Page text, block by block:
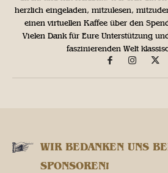
herzlich eingeladen, mitzulesen,
einen virtuellen Kaffee über den
Vielen Dank für Eure Unterstützung
faszinierenden Welt
WIR BEDANKEN UNS
SPONSOREN!